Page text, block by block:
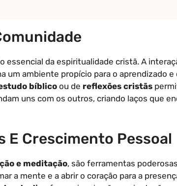
essencial da espiritualidade cristã. A
um ambiente propício para o aprendizado
bíblico ou de reflexões cristãs
uns com os outros, criando laços que
E Crescimento Pessoal
e meditação, são ferramentas
a mente e a abrir o coração para a